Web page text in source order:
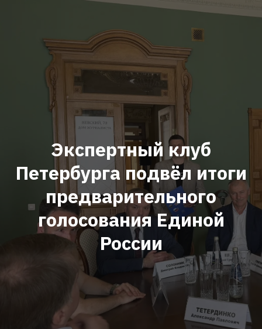
Экспертный клуб
Петербурга подвёл итоги
предварительного
голосования Единой
России